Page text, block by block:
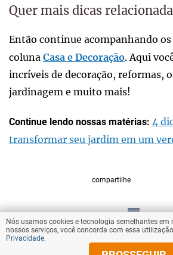
Quer mais dicas
Então continue acompanhando
coluna Casa e Decoração. Aqui
incríveis de decoração, reformas,
jardinagem e muito mais!
Continue lendo nossas matérias: 4
transformar seu jardim em um
compartilhe
VOLTAR AO TOPO
Nós usamos cookies e tecnologia semelhantes em
nossos serviços, você concorda com essa
Privacidade.